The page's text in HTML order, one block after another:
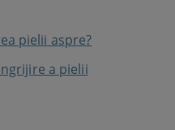
pielii aspre?
a pielii